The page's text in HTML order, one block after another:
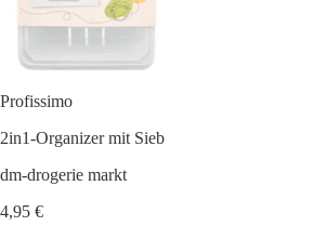
Profissimo
2in1-Organizer mit Sieb
dm-drogerie markt
4,95 €